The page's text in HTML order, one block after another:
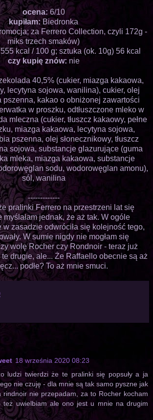
ocena:6/10
kupiłam:Biedronka
za Ferrero Collection, czyli 172g -
miks trzech smaków)
555 kcal / 100 g; sztuka (ok. 10g) 56 kcal
czy kupię znów: nie
40,5% (cukier, miazga kakaowa,
lecytyna sojowa, wanilina), cukier, olej
pszenna, kakao o obniżonej zawartości
w proszku, odtłuszczone mleko w
mleczna (cukier, tłuszcz kakaowy, pełne
miazga kakaowa, lecytyna sojowa,
pszenna, olej słonecznikowy, tłuszcz
sojowa, substancje glazurujące (guma
mleka, miazga kakaowa, substancje
sodu, wodorowęglan amonu),
sól, wanilina
-------------
pralinki Ferrero na przestrzeni lat się
myślałam jednak, że aż tak. W ogóle
w zasadzie odwróciła się kolejność tego,
W sumie nigdy nie mogłam się
wolę Rocher czy Rondnoir - teraz już
drugie, ale... Że Raffaello obecnie są aż
podłe? To aż mnie smuci.
18 września 2020 08:23
ludzi twierdzi że te pralinki się popsuły a ja
nie czuję - dla mnie są tak samo pyszne jak
rindnoir nie przepadam, za to Rocher kocham
też uwielbiam ale ono jest u mnie na drugim